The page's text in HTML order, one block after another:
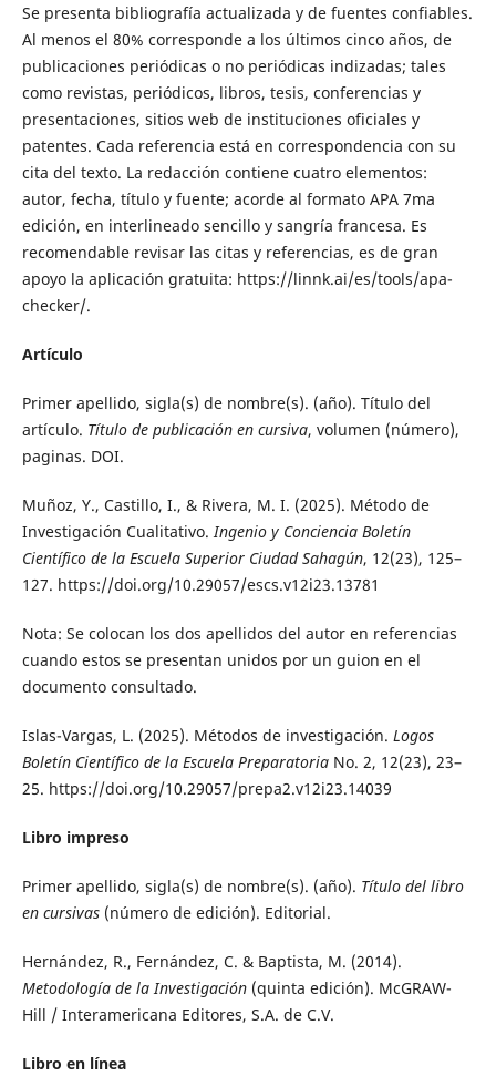
Se presenta bibliografía actualizada y de fuentes confiables.
Al menos el 80% corresponde a los últimos cinco años, de
publicaciones periódicas o no periódicas indizadas; tales
como revistas, periódicos, libros, tesis, conferencias y
presentaciones, sitios web de instituciones oficiales y
patentes. Cada referencia está en correspondencia con su
cita del texto. La redacción contiene cuatro elementos:
autor, fecha, título y fuente; acorde al formato APA 7ma
edición, en interlineado sencillo y sangría francesa. Es
recomendable revisar las citas y referencias, es de gran
apoyo la aplicación gratuita: https://linnk.ai/es/tools/apa-
checker/.
Artículo
Primer apellido, sigla(s) de nombre(s). (año). Título del
artículo. Título de publicación en cursiva, volumen (número),
paginas. DOI.
Muñoz, Y., Castillo, I., & Rivera, M. I. (2025). Método de
Investigación Cualitativo.Ingenio y Conciencia Boletín
Científico de la Escuela Superior Ciudad Sahagún, 12(23), 125–
127. https://doi.org/10.29057/escs.v12i23.13781
Nota: Se colocan los dos apellidos del autor en referencias
cuando estos se presentan unidos por un guion en el
documento consultado.
Islas-Vargas, L. (2025). Métodos de investigación. Logos
Boletín Científico de la Escuela PreparatoriaNo. 2, 12(23), 23–
25. https://doi.org/10.29057/prepa2.v12i23.14039
Libro impreso
Primer apellido, sigla(s) de nombre(s). (año). Título del libro
en cursivas(número de edición). Editorial.
Hernández, R., Fernández, C. & Baptista, M. (2014).
Metodología de la Investigación(quinta edición). McGRAW-
Hill / Interamericana Editores, S.A. de C.V.
Libro en línea